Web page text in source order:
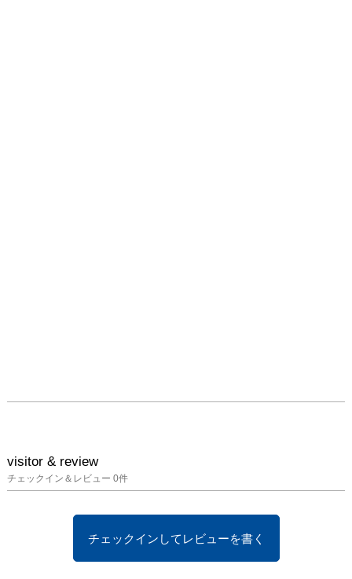
visitor & review
チェックイン＆レビュー 0件
チェックインしてレビューを書く